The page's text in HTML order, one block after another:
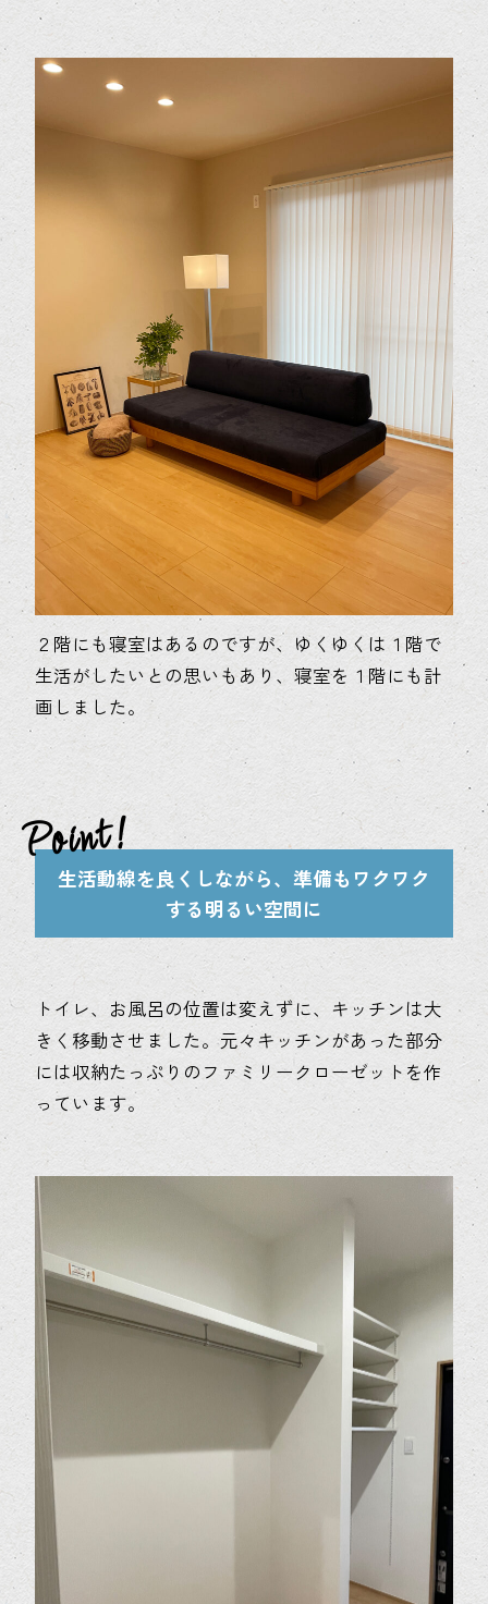
２階にも寝室はあるのですが、ゆくゆくは１階で
生活がしたいとの思いもあり、寝室を１階にも計
画しました。
生活動線を良くしながら、準備もワクワク
する明るい空間に
トイレ、お風呂の位置は変えずに、キッチンは大
きく移動させました。元々キッチンがあった部分
には収納たっぷりのファミリークローゼットを作
っています。